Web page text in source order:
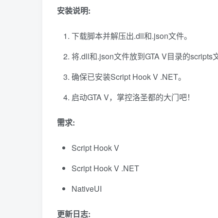
安装说明:
下载脚本并解压出.dll和.json文件。
将.dll和.json文件放到GTA V目录的scripts
确保已安装Script Hook V .NET。
启动GTA V，掌控洛圣都的大门吧！
需求:
Script Hook V
Script Hook V .NET
NativeUI
更新日志: